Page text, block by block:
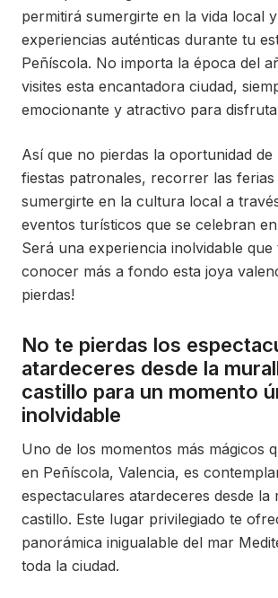
permitirá sumergirte en la vida local
experiencias auténticas durante tu
Peñíscola. No importa la época del
visites esta encantadora ciudad,
emocionante y atractivo para
Así que no pierdas la oportunidad de
fiestas patronales, recorrer las ferias
sumergirte en la cultura local a
eventos turísticos que se celebran
Será una experiencia inolvidable que
conocer más a fondo esta joya
pierdas!
No te pierdas los
atardeceres desde la
castillo para un momento
inolvidable
Uno de los momentos más mágicos
en Peñíscola, Valencia, es
espectaculares atardeceres desde la
castillo. Este lugar privilegiado te
panorámica inigualable del mar
toda la ciudad.